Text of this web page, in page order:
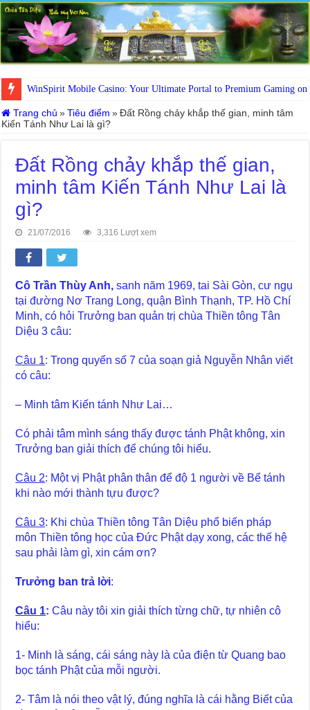
WinSpirit Mobile Casino: Your Ultimate Portal to Premium Gaming on
Trang chủ » Tiêu điểm » Đất Rồng chảy khắp thế gian, minh tâm
Kiến Tánh Như Lai là gì?
Đất Rồng chảy khắp thế gian,
minh tâm Kiến Tánh Như Lai là
gì?
21/07/2016 3,316 Lượt xem
Cô Trần Thùy Anh, sanh năm 1969, tai Sài Gòn, cư ngụ
tại đường Nơ Trang Long, quận Bình Thạnh, TP. Hồ Chí
Minh, có hỏi Trưởng ban quản trị chùa Thiền tông Tân
Diệu 3 câu:
Câu 1: Trong quyển số 7 của soạn giả Nguyễn Nhân viết
có câu:
– Minh tâm Kiến tánh Như Lai…
Có phải tâm mình sáng thấy được tánh Phật không, xin
Trưởng ban giải thích để chúng tôi hiểu.
Câu 2: Một vị Phật phân thân để độ 1 người về Bể tánh
khi nào mới thành tựu được?
Câu 3: Khi chùa Thiền tông Tân Diệu phổ biến pháp
môn Thiền tông học của Đức Phật dạy xong, các thế hệ
sau phải làm gì, xin cám ơn?
Trưởng ban trả lời:
Câu 1: Câu này tôi xin giải thích từng chữ, tự nhiên cô
hiểu:
1- Minh là sáng, cái sáng này là của điện từ Quang bao
bọc tánh Phật của mỗi người.
2- Tâm là nói theo vật lý, đúng nghĩa là cái hằng Biết của